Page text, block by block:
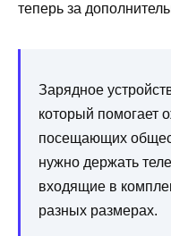
теперь за
Зарядное
который помогает
посещающих
нужно держать
входящие в
разных размерах.